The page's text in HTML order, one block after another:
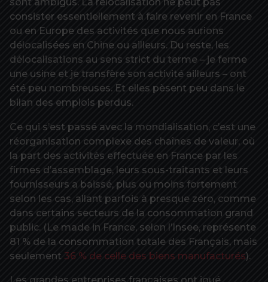
sont ambigus. La relocalisation ne peut pas
consister essentiellement à faire revenir en France
ou en Europe des activités que nous aurions
délocalisées en Chine ou ailleurs. Du reste, les
délocalisations au sens strict du terme – je ferme
une usine et je transfère son activité ailleurs – ont
été peu nombreuses. Et elles pèsent peu dans le
bilan des emplois perdus.
Ce qui s’est passé avec la mondialisation, c’est une
réorganisation complexe des chaînes de valeur, où
la part des activités effectuée en France par les
firmes d’assemblage, leurs sous-traitants et leurs
fournisseurs a baissé, plus ou moins fortement
selon les cas, allant parfois à presque zéro, comme
dans certains secteurs de la consommation grand
public. (Le made in France, selon l’Insee, représente
81 % de la consommation totale des Français, mais
seulement 36 % de celle des biens manufacturés).